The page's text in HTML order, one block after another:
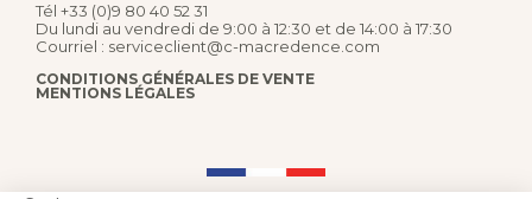
Tél +33 (0)9 80 40 52 31
Du lundi au vendredi de 9:00 à 12:30 et de 14:00 à 17:30
Courriel : serviceclient@c-macredence.com
CONDITIONS GÉNÉRALES DE VENTE
MENTIONS LÉGALES